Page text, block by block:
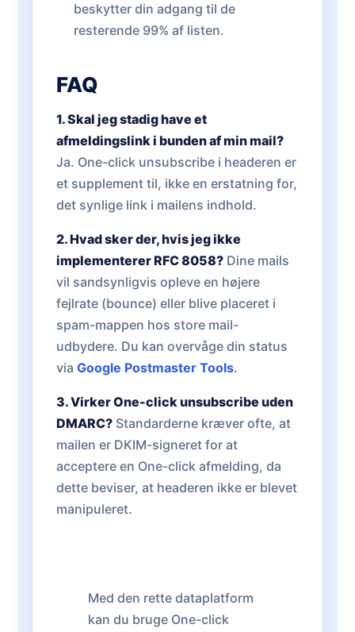
beskytter din adgang til de
resterende 99% af listen.
FAQ
1. Skal jeg stadig have et
afmeldingslink i bunden af min mail?
Ja. One-click unsubscribe i headeren er
et supplement til, ikke en erstatning for,
det synlige link i mailens indhold.
2. Hvad sker der, hvis jeg ikke
implementerer RFC 8058? Dine mails
vil sandsynligvis opleve en højere
fejlrate (bounce) eller blive placeret i
spam-mappen hos store mail-
udbydere. Du kan overvåge din status
via Google Postmaster Tools.
3. Virker One-click unsubscribe uden
DMARC? Standarderne kræver ofte, at
mailen er DKIM-signeret for at
acceptere en One-click afmelding, da
dette beviser, at headeren ikke er blevet
manipuleret.
Med den rette dataplatform
kan du bruge One-click